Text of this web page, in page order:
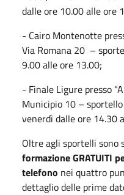
dalle ore 10.00 alle ore
- Cairo Montenotte
Via Romana 20 –
9.00 alle ore 13.00;
- Finale Ligure presso
Municipio 10 –
venerdì dalle ore 14.30
Oltre agli sportelli
formazione GRATUITI
telefono nei quattro
dettaglio delle prime